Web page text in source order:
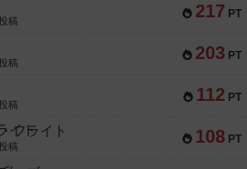
217 PT
稿
203 PT
稿
112 PT
稿
108 PT
フライト
稿